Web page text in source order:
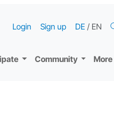
Community More
Login Sign up DE / EN